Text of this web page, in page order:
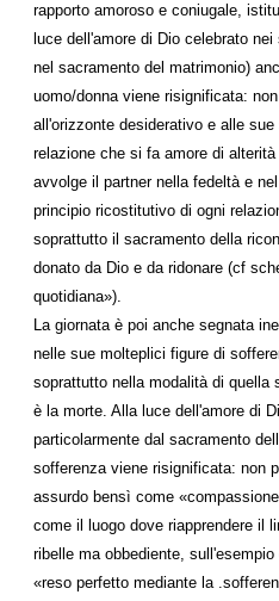
rapporto amoroso e coniugale,
luce dell'amore di Dio celebrato
nel sacramento del matrimonio)
uomo/donna viene risignificata:
all'orizzonte desiderativo e alle
relazione che si fa amore di
avvolge il partner nella fedeltà e
principio ricostitutivo di ogni
soprattutto il sacramento della
donato da Dio e da ridonare (cf
quotidiana»).
La giornata è poi anche segnata
nelle sue molteplici figure di
soprattutto nella modalità di quella
è la morte. Alla luce dell'amore di
particolarmente dal sacramento
sofferenza viene risignificata: non
assurdo bensì come
come il luogo dove riapprendere il
ribelle ma obbediente,
«reso perfetto mediante la